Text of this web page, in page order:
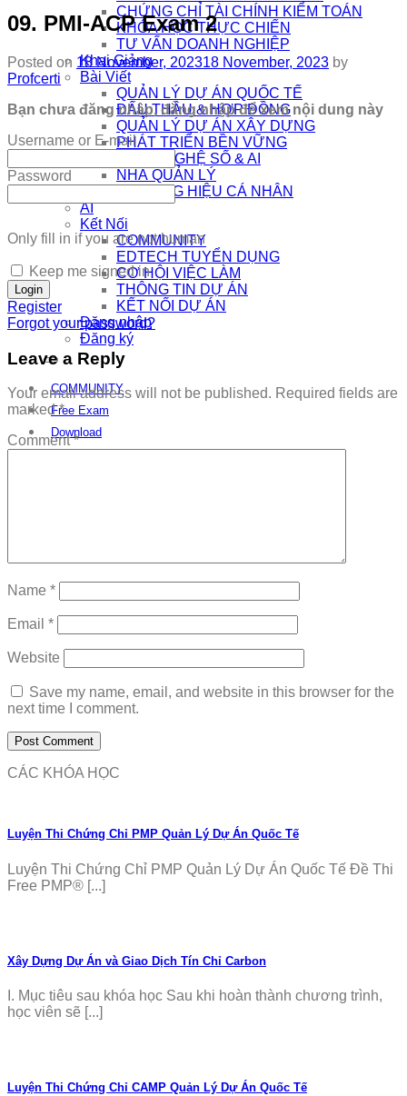
CHỨNG CHỈ TÀI CHÍNH KIỂM TOÁN
KHÓA HỌC THỰC CHIẾN
TƯ VẤN DOANH NGHIỆP
Khai Giảng
Bài Viết
QUẢN LÝ DỰ ÁN QUỐC TẾ
ĐẤU THẦU & HỢP ĐỒNG
QUẢN LÝ DỰ ÁN XÂY DỰNG
PHÁT TRIỂN BỀN VỮNG
CÔNG NGHỆ SỐ & AI
NHÀ QUẢN LÝ
THƯƠNG HIỆU CÁ NHÂN
AI
Kết Nối
COMMUNITY
EDTECH TUYỂN DỤNG
CƠ HỘI VIỆC LÀM
THÔNG TIN DỰ ÁN
KẾT NỐI DỰ ÁN
Đăng nhập
Đăng ký
COMMUNITY
Free Exam
Download
09. PMI-ACP Exam 2
Posted on 18 November, 202318 November, 2023 by
Profcerti
Bạn chưa đăng nhập, đăng nhập để xem nội dung này
Username or E-mail
Password
Only fill in if you are not human
Keep me signed in
Register
Forgot your password?
Leave a Reply
Your email address will not be published. Required fields are
marked*
Comment*
Name *
Email *
Website
Save my name, email, and website in this browser for the
next time I comment.
CÁC KHÓA HỌC
Luyện Thi Chứng Chỉ PMP Quản Lý Dự Án Quốc Tế
Luyện Thi Chứng Chỉ PMP Quản Lý Dự Án Quốc Tế Đề Thi
Free PMP® [...]
Xây Dựng Dự Án và Giao Dịch Tín Chỉ Carbon
I. Mục tiêu sau khóa học Sau khi hoàn thành chương trình,
học viên sẽ [...]
Luyện Thi Chứng Chỉ CAMP Quản Lý Dự Án Quốc Tế